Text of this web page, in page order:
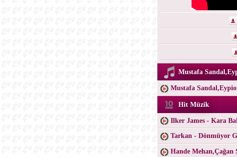
Mustafa
Mustafa Sandal,Eypio
Hit Müzik
Ilker James - Kara
Tarkan - Dönmüyor
Hande Mehan,Çağan